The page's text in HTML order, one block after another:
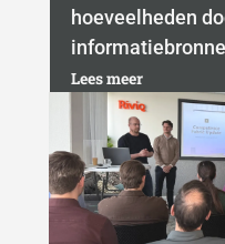
hoeveelheden
Lees meer